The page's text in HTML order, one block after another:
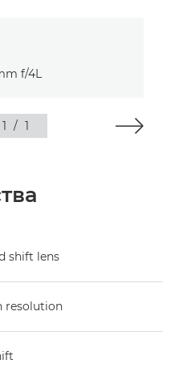
1 / 1
shift lens
resolution